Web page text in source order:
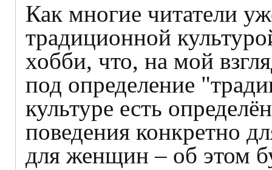
Как многие читатели
традиционной
хобби, что, на мой
под определение
культуре есть
поведения конкретно
для женщин – об этом